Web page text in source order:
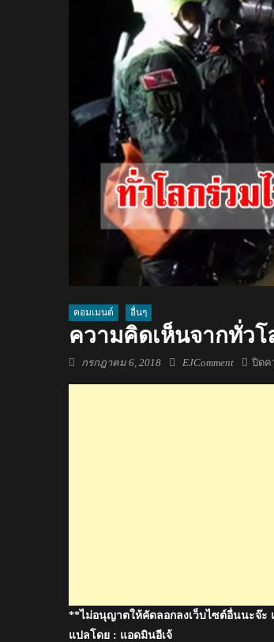
คอมเมนต์ อื่นๆ
ความคิดเห็นจากทั่ว
Posted
กรกฎาคม 6, 2018 Author
EJComment ปิดค
**ไม่อนุญาตให้คัดลอกลงเว็บไซต์อื่นนะจ๊ะ
แปลโดย : แอดมินอีเจ้